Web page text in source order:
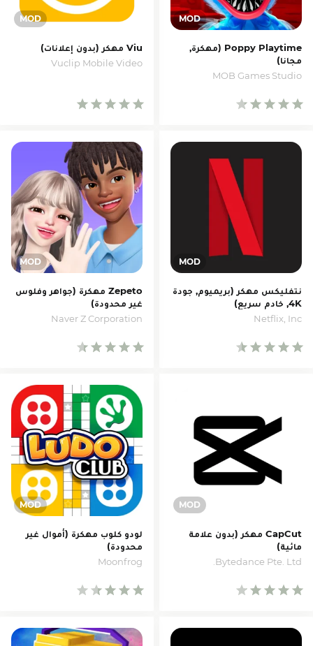
Poppy Playtime (مهكرة,
مجانا)
MOB Games Studio
Viu مهكر (بدون إعلانات)
Vuclip Mobile Video
نتفليكس مهكر (بريميوم, جودة
4K, خادم سريع)
Netflix, Inc
Zepeto مهكرة (جواهر وفلوس
غير محدودة)
Naver Z Corporation
CapCut مهكر (بدون علامة
مائية)
Bytedance Pte. Ltd.
لودو كلوب مهكرة (أموال غير
محدودة)
Moonfrog